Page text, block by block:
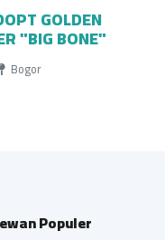
GOLDEN
"BIG BONE"
Bogor
Populer